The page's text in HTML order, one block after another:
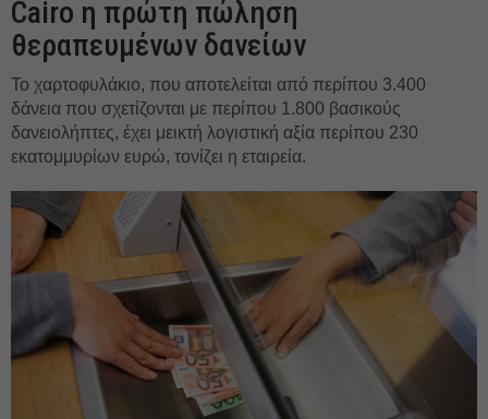
Cairo η πρώτη πώληση
θεραπευμένων δανείων
Το χαρτοφυλάκιο, που αποτελείται από περίπου 3.400
δάνεια που σχετίζονται με περίπου 1.800 βασικούς
δανειολήπτες, έχει μεικτή λογιστική αξία περίπου 230
εκατομμυρίων ευρώ, τονίζει η εταιρεία.